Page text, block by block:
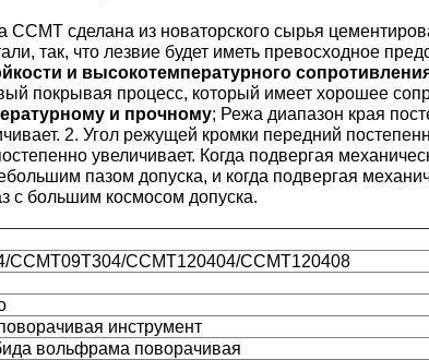
CCMT сделана из новаторского сырья
так, что лезвие будет иметь превосходное
и высокотемпературного
покрывая процесс, который имеет хорошее
и прочному; Режа диапазон края
2. Угол режущей кромки передний
увеличивает. Когда подвергая
пазом допуска, и когда подвергая
с большим космосом допуска.
CCMT09T304/CCMT120404/CCMT120408
инструмент
вольфрама поворачивая